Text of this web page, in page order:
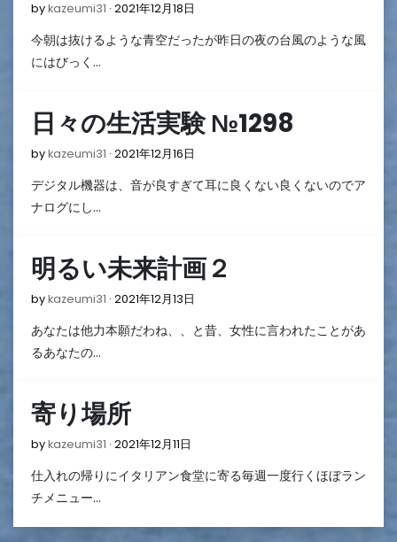
bykazeumi31 2021年12月18日
12
今朝は抜けるような青空だったが昨日の夜の台風のような風
にはびっく…
日々の生活実験 №1298
bykazeumi31 2021年12月16日
12
デジタル機器は、音が良すぎて耳に良くない良くないのでア
ナログにし…
明るい未来計画２
bykazeumi31 2021年12月13日
12
あなたは他力本願だわね、、と昔、女性に言われたことがあ
るあなたの…
寄り場所
bykazeumi31 2021年12月11日
12
日
仕入れの帰りにイタリアン食堂に寄る毎週一度行くほぼラン
チメニュー…